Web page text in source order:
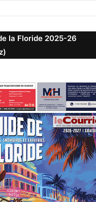
la Floride 2025-26